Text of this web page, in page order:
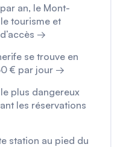
an, le Mont-
tourisme et
→
se trouve en
€ par jour →
plus dangereux
les réservations
station au pied du